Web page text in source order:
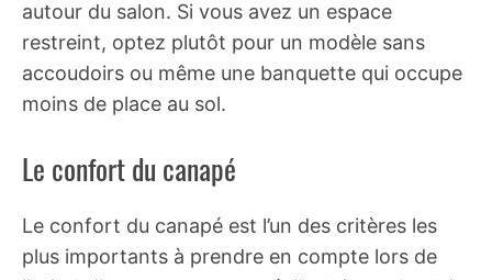
autour du salon. Si vous avez un espace
restreint, optez plutôt pour un modèle sans
accoudoirs ou même une banquette qui occupe
moins de place au sol.
Le confort du canapé
Le confort du canapé est l’un des critères les
plus importants à prendre en compte lors de